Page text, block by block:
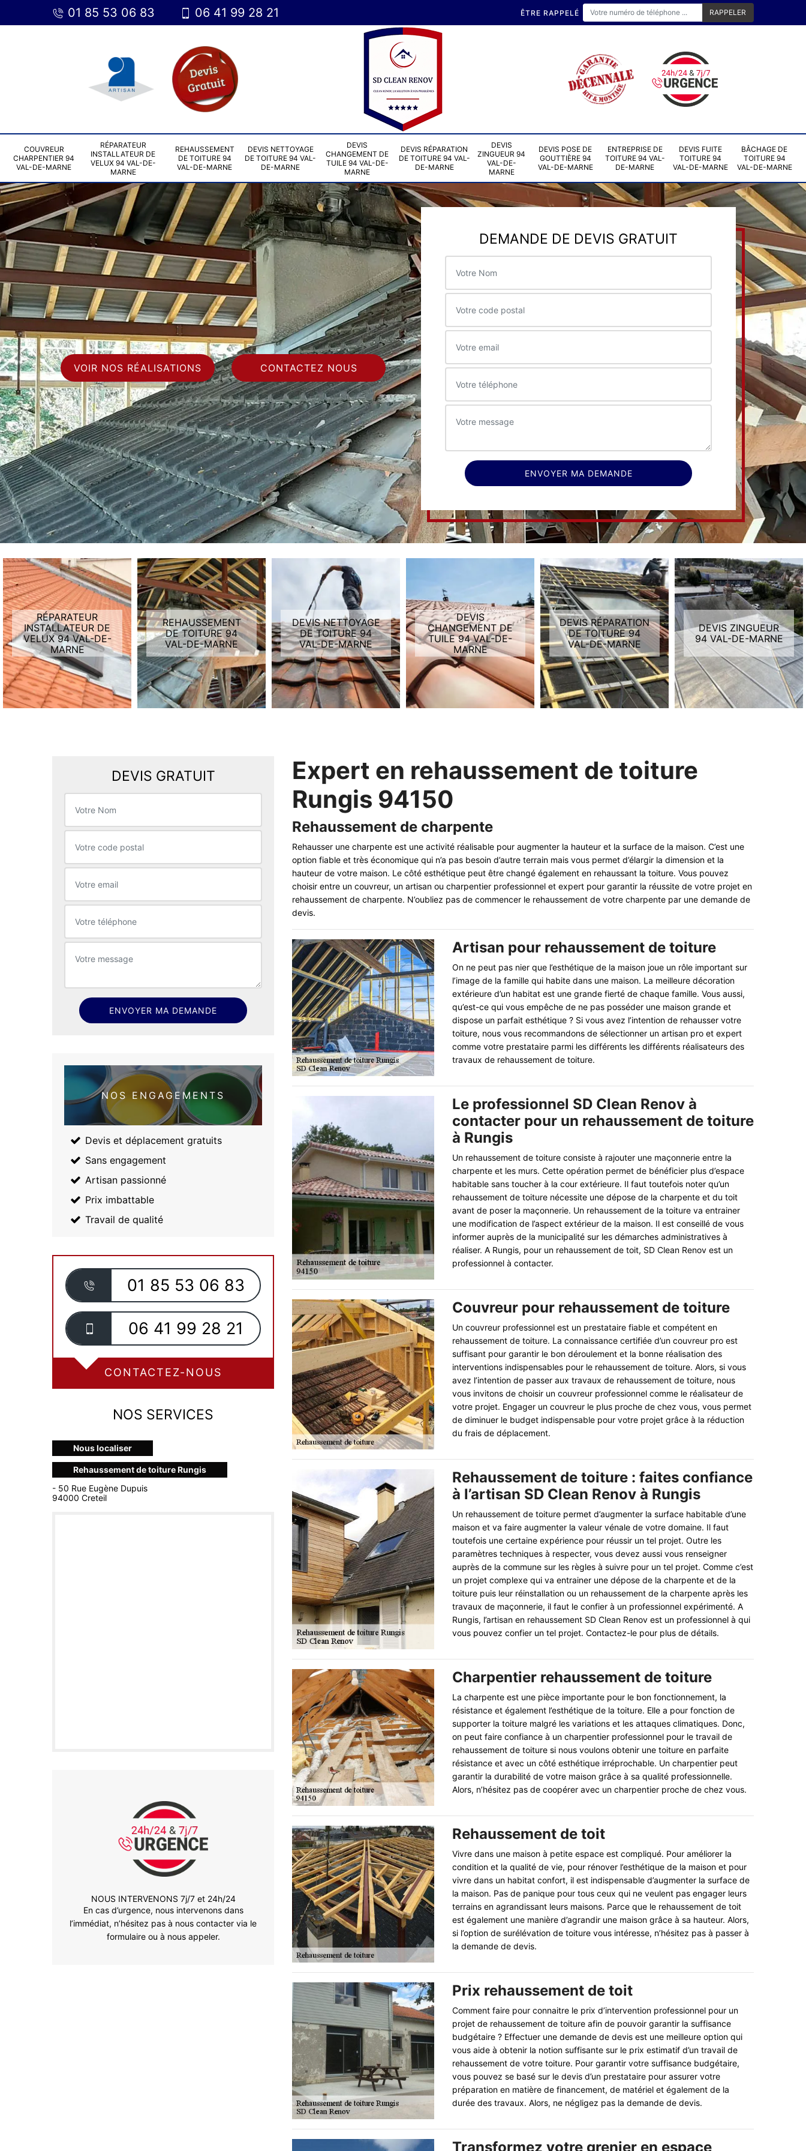
01 85 53 06 83 06 41 99 28 21 ÊTRE RAPPELÉ
COUVREUR
CHARPENTIER 94
VAL-DE-MARNE
RÉPARATEUR
INSTALLATEUR DE
VELUX 94 VAL-DE-
MARNE
REHAUSSEMENT
DE TOITURE 94
VAL-DE-MARNE
DEVIS NETTOYAGE
DE TOITURE 94 VAL-
DE-MARNE
DEVIS
CHANGEMENT DE
TUILE 94 VAL-DE-
MARNE
DEVIS RÉPARATION
DE TOITURE 94 VAL-
DE-MARNE
DEVIS
ZINGUEUR 94
VAL-DE-
MARNE
DEVIS POSE DE
GOUTTIÈRE 94
VAL-DE-MARNE
ENTREPRISE DE
TOITURE 94 VAL-
DE-MARNE
DEVIS FUITE
TOITURE 94
VAL-DE-MARNE
BÂCHAGE DE
TOITURE 94
VAL-DE-MARNE
VOIR NOS RÉALISATIONS CONTACTEZ NOUS
DEMANDE DE DEVIS GRATUIT
RÉPARATEUR
INSTALLATEUR DE
VELUX 94 VAL-DE-
MARNE
REHAUSSEMENT
DE TOITURE 94
VAL-DE-MARNE
DEVIS NETTOYAGE
DE TOITURE 94
VAL-DE-MARNE
DEVIS
CHANGEMENT DE
TUILE 94 VAL-DE-
MARNE
DEVIS RÉPARATION
DE TOITURE 94
VAL-DE-MARNE
DEVIS ZINGUEUR
94 VAL-DE-MARNE
DEVIS GRATUIT
NOS ENGAGEMENTS
Devis et déplacement gratuits
Sans engagement
Artisan passionné
Prix imbattable
Travail de qualité
01 85 53 06 83
06 41 99 28 21
CONTACTEZ-NOUS
NOS SERVICES
Nous localiser
Rehaussement de toiture Rungis
- 50 Rue Eugène Dupuis
94000 Creteil
NOUS INTERVENONS 7j/7 et 24h/24
En cas d’urgence, nous intervenons dans
l’immédiat, n’hésitez pas à nous contacter via le
formulaire ou à nous appeler.
Expert en rehaussement de toiture
Rungis 94150
Rehaussement de charpente
Rehausser une charpente est une activité réalisable pour augmenter la hauteur et la surface de la maison. C’est une
option fiable et très économique qui n’a pas besoin d’autre terrain mais vous permet d’élargir la dimension et la
hauteur de votre maison. Le côté esthétique peut être changé également en rehaussant la toiture. Vous pouvez
choisir entre un couvreur, un artisan ou charpentier professionnel et expert pour garantir la réussite de votre projet en
rehaussement de charpente. N’oubliez pas de commencer le rehaussement de votre charpente par une demande de
devis.
Artisan pour rehaussement de toiture
On ne peut pas nier que l’esthétique de la maison joue un rôle important sur
l’image de la famille qui habite dans une maison. La meilleure décoration
extérieure d’un habitat est une grande fierté de chaque famille. Vous aussi,
qu’est-ce qui vous empêche de ne pas posséder une maison grande et
dispose un parfait esthétique ? Si vous avez l’intention de rehausser votre
toiture, nous vous recommandons de sélectionner un artisan pro et expert
comme votre prestataire parmi les différents les différents réalisateurs des
travaux de rehaussement de toiture.
Le professionnel SD Clean Renov à
contacter pour un rehaussement de toiture
à Rungis
Un rehaussement de toiture consiste à rajouter une maçonnerie entre la
charpente et les murs. Cette opération permet de bénéficier plus d’espace
habitable sans toucher à la cour extérieure. Il faut toutefois noter qu’un
rehaussement de toiture nécessite une dépose de la charpente et du toit
avant de poser la maçonnerie. Un rehaussement de la toiture va entrainer
une modification de l’aspect extérieur de la maison. Il est conseillé de vous
informer auprès de la municipalité sur les démarches administratives à
réaliser. A Rungis, pour un rehaussement de toit, SD Clean Renov est un
professionnel à contacter.
Couvreur pour rehaussement de toiture
Un couvreur professionnel est un prestataire fiable et compétent en
rehaussement de toiture. La connaissance certifiée d’un couvreur pro est
suffisant pour garantir le bon déroulement et la bonne réalisation des
interventions indispensables pour le rehaussement de toiture. Alors, si vous
avez l’intention de passer aux travaux de rehaussement de toiture, nous
vous invitons de choisir un couvreur professionnel comme le réalisateur de
votre projet. Engager un couvreur le plus proche de chez vous, vous permet
de diminuer le budget indispensable pour votre projet grâce à la réduction
du frais de déplacement.
Rehaussement de toiture : faites confiance
à l’artisan SD Clean Renov à Rungis
Un rehaussement de toiture permet d’augmenter la surface habitable d’une
maison et va faire augmenter la valeur vénale de votre domaine. Il faut
toutefois une certaine expérience pour réussir un tel projet. Outre les
paramètres techniques à respecter, vous devez aussi vous renseigner
auprès de la commune sur les règles à suivre pour un tel projet. Comme c’est
un projet complexe qui va entrainer une dépose de la charpente et de la
toiture puis leur réinstallation ou un rehaussement de la charpente après les
travaux de maçonnerie, il faut le confier à un professionnel expérimenté. A
Rungis, l’artisan en rehaussement SD Clean Renov est un professionnel à qui
vous pouvez confier un tel projet. Contactez-le pour plus de détails.
Charpentier rehaussement de toiture
La charpente est une pièce importante pour le bon fonctionnement, la
résistance et également l’esthétique de la toiture. Elle a pour fonction de
supporter la toiture malgré les variations et les attaques climatiques. Donc,
on peut faire confiance à un charpentier professionnel pour le travail de
rehaussement de toiture si nous voulons obtenir une toiture en parfaite
résistance et avec un côté esthétique irréprochable. Un charpentier peut
garantir la durabilité de votre maison grâce à sa qualité professionnelle.
Alors, n’hésitez pas de coopérer avec un charpentier proche de chez vous.
Rehaussement de toit
Vivre dans une maison à petite espace est compliqué. Pour améliorer la
condition et la qualité de vie, pour rénover l’esthétique de la maison et pour
vivre dans un habitat confort, il est indispensable d’augmenter la surface de
la maison. Pas de panique pour tous ceux qui ne veulent pas engager leurs
terrains en agrandissant leurs maisons. Parce que le rehaussement de toit
est également une manière d’agrandir une maison grâce à sa hauteur. Alors,
si l’option de surélévation de toiture vous intéresse, n’hésitez pas à passer à
la demande de devis.
Prix rehaussement de toit
Comment faire pour connaitre le prix d’intervention professionnel pour un
projet de rehaussement de toiture afin de pouvoir garantir la suffisance
budgétaire ? Effectuer une demande de devis est une meilleure option qui
vous aide à obtenir la notion suffisante sur le prix estimatif d’un travail de
rehaussement de votre toiture. Pour garantir votre suffisance budgétaire,
vous pouvez se basé sur le devis d’un prestataire pour assurer votre
préparation en matière de financement, de matériel et également de la
durée des travaux. Alors, ne négligez pas la demande de devis.
Transformez votre grenier en espace